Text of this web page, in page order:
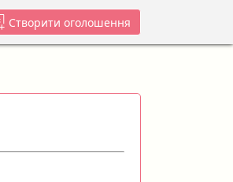
Створити оголошення